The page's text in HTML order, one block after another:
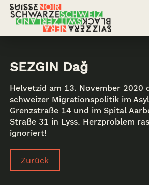
SEZGIN Dağ
Helvetzid am 13. November 2020
schweizer Migrationspolitik im
Grenzstraße 14 und im Spital
Straße 31 in Lyss. Herzproblem
ignoriert!
Zurück